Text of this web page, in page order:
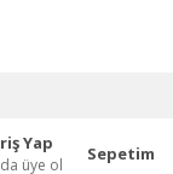
Yap
üye ol
Sepetim